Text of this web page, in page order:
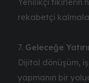
rekabetçi
Geleceğe
Dijital dönüşüm,
yapmanın bir